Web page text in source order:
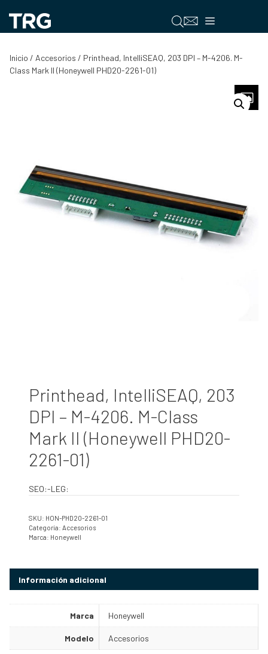
contenido
Menú
Inicio / Accesorios / Printhead, IntelliSEAQ, 203 DPI – M-4206. M-
Class Mark II (Honeywell PHD20-2261-01)
Printhead, IntelliSEAQ, 203
DPI – M-4206. M-Class
Mark II (Honeywell PHD20-
2261-01)
SEO:-LEG:
SKU: HON-PHD20-2261-01
Categoría: Accesorios
Marca: Honeywell
Información adicional
Marca Honeywell
Modelo Accesorios